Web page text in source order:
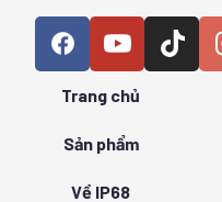
Trang chủ
Sản phẩm
Về IP68